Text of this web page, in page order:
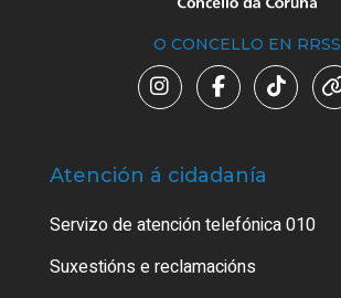
O CONCELLO EN RRSS
Atención á cidadanía
Servizo de atención telefónica 010
Suxestións e reclamacións